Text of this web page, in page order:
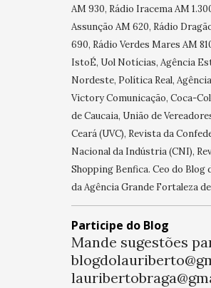
AM 930, Rádio Iracema AM
Assunção AM 620, Rádio
690, Rádio Verdes Mares AM
IstoÉ, Uol Notícias, Agência
Nordeste, Política Real,
Victory Comunicação, Coca-
de Caucaia, União de
Ceará (UVC), Revista da
Nacional da Indústria (CNI),
Shopping Benfica. Ceo do Blog
da Agência Grande Fortaleza
Participe do Blog
Mande sugestões